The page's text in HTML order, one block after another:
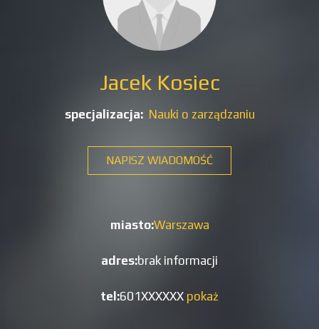
Jacek Kosiec
specjalizacja: Nauki o zarządzaniu
NAPISZ WIADOMOŚĆ
miasto:Warszawa
adres:brak informacji
tel:601XXXXXX pokaż